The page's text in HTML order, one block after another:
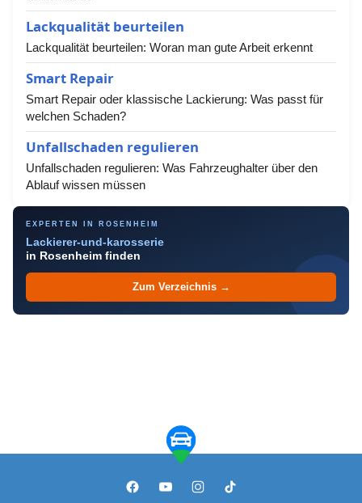
Lackqualität beurteilen
Lackqualität beurteilen: Woran man gute Arbeit erkennt
Smart Repair
Smart Repair oder klassische Lackierung: Was passt für
welchen Schaden?
Unfallschaden regulieren
Unfallschaden regulieren: Was Fahrzeughalter über den
Ablauf wissen müssen
EXPERTEN IN ROSENHEIM
Lackierer-und-karosserie
in Rosenheim finden
Zum Verzeichnis →